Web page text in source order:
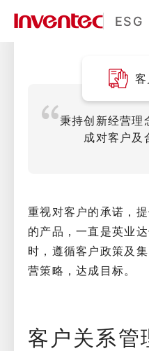
ESG
客户关系
利害关
秉持创新经营理
成对客户及
重视对客户的承诺，
的产品，一直是英业
时，遵循客户政策及
营策略，达成目标。
客户关系管